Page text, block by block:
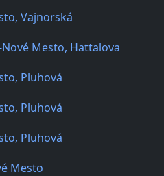
Vajnorská
Mesto, Hattalova
Pluhová
Pluhová
Pluhová
Mesto